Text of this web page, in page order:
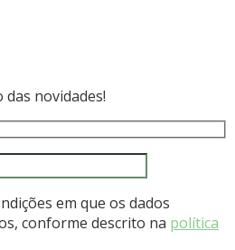
novidades!
em que os dados
conforme descrito na política